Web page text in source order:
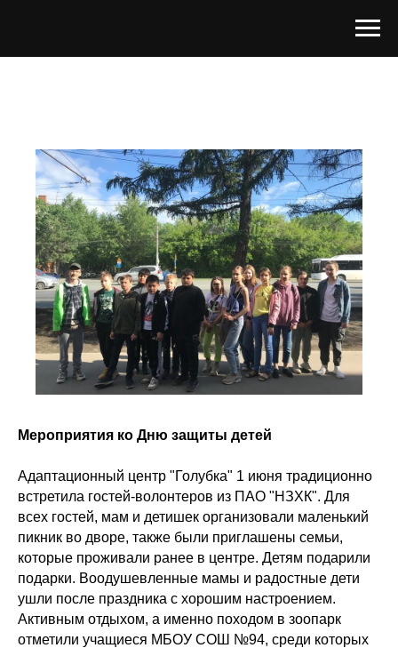
Мероприятия ко Дню защиты детей
Адаптационный центр "Голубка" 1 июня традиционно
встретила гостей-волонтеров из ПАО "НЗХК". Для
всех гостей, мам и детишек организовали маленький
пикник во дворе, также были приглашены семьи,
которые проживали ранее в центре. Детям подарили
подарки. Воодушевленные мамы и радостные дети
ушли после праздника с хорошим настроением.
Активным отдыхом, а именно походом в зоопарк
отметили учащиеся МБОУ СОШ №94, среди которых